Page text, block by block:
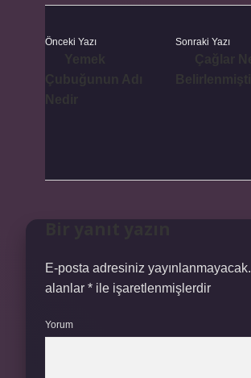
Önceki Yazı Sonraki Yazı
E-posta adresiniz yayınlanmayacak.
alanlar * ile işaretlenmişlerdir
Yorum